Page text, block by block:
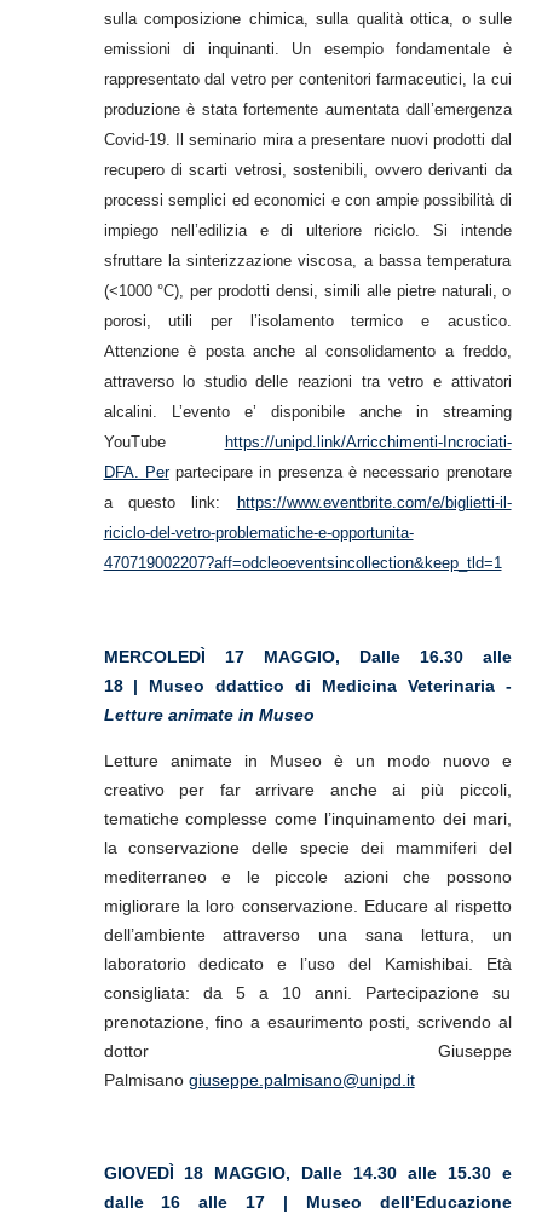
sulla composizione chimica, sulla qualità ottica, o sulle
emissioni di inquinanti. Un esempio fondamentale è
rappresentato dal vetro per contenitori farmaceutici, la cui
produzione è stata fortemente aumentata dall’emergenza
Covid-19. Il seminario mira a presentare nuovi prodotti dal
recupero di scarti vetrosi, sostenibili, ovvero derivanti da
processi semplici ed economici e con ampie possibilità di
impiego nell’edilizia e di ulteriore riciclo. Si intende
sfruttare la sinterizzazione viscosa, a bassa temperatura
(<1000 °C), per prodotti densi, simili alle pietre naturali, o
porosi, utili per l’isolamento termico e acustico.
Attenzione è posta anche al consolidamento a freddo,
attraverso lo studio delle reazioni tra vetro e attivatori
alcalini. L’evento e’ disponibile anche in streaming
YouTube
https://unipd.link/Arricchimenti-Incrociati-
DFA. Perpartecipare in presenza è necessario prenotare
a questo link:
https://www.eventbrite.com/e/biglietti-il-
riciclo-del-vetro-problematiche-e-opportunita-
470719002207?aff=odcleoeventsincollection&keep_tld=1
MERCOLEDÌ 17 MAGGIO, Dalle 16.30 alle
18 | Museo ddattico di Medicina Veterinaria -
Letture animate in Museo
Letture animate in Museo è un modo nuovo e
creativo per far arrivare anche ai più piccoli,
tematiche complesse come l’inquinamento dei mari,
la conservazione delle specie dei mammiferi del
mediterraneo e le piccole azioni che possono
migliorare la loro conservazione. Educare al rispetto
dell’ambiente attraverso una sana lettura, un
laboratorio dedicato e l’uso del Kamishibai. Età
consigliata: da 5 a 10 anni. Partecipazione su
prenotazione, fino a esaurimento posti, scrivendo al
dottor Giuseppe
Palmisano giuseppe.palmisano@unipd.it
GIOVEDÌ 18 MAGGIO, Dalle 14.30 alle 15.30 e
dalle 16 alle 17 | Museo dell’Educazione